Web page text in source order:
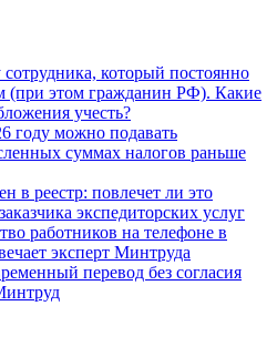
который постоянно
(при этом гражданин РФ). Какие
учесть?
году можно подавать
суммах налогов раньше
в реестр: повлечет ли это
экспедиторских услуг
работников на телефоне в
эксперт Минтруда
перевод без согласия